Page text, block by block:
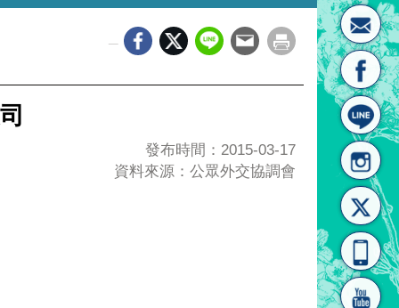
首頁 站導 文語
發布時間：2015-03-17
資料來源：公眾外交協調會